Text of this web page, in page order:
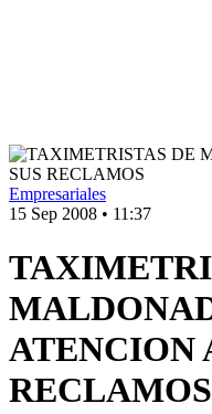
Empresariales
15 Sep 2008 • 11:37
ATENCION
RECLAMOS